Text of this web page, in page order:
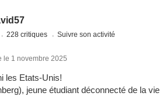
228 critiques Suivre son activité
le 1 novembre 2025
les Etats-Unis!
jeune étudiant déconnecté de la vie